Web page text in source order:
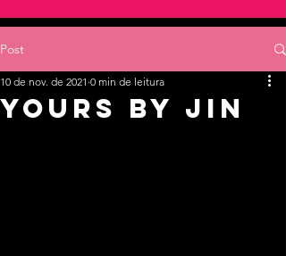
Post
Yours by jin
10 de nov. de 2021 0 min de leitura